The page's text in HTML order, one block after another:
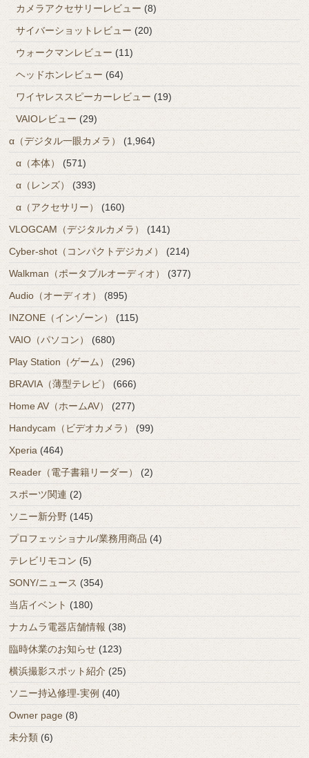
カメラアクセサリーレビュー (8)
サイバーショットレビュー (20)
ウォークマンレビュー (11)
ヘッドホンレビュー (64)
ワイヤレススピーカーレビュー (19)
VAIOレビュー (29)
α（デジタル一眼カメラ）
(1,964)
α（本体）
(571)
α（レンズ）
(393)
α（アクセサリー）
(160)
VLOGCAM（デジタルカメラ）
(141)
Cyber-shot（コンパクトデジカメ）
(214)
Walkman（ポータブルオーディオ）
(377)
Audio（オーディオ）
(895)
INZONE（インゾーン）
(115)
VAIO（パソコン）
(680)
Play Station（ゲーム）
(296)
BRAVIA（薄型テレビ）
(666)
Home AV（ホームAV）
(277)
Handycam（ビデオカメラ）
(99)
Xperia (464)
Reader（電子書籍リーダー）
(2)
スポーツ関連 (2)
ソニー新分野 (145)
プロフェッショナル/業務用商品 (4)
テレビリモコン (5)
SONY/ニュース (354)
当店イベント (180)
ナカムラ電器店舗情報 (38)
臨時休業のお知らせ (123)
横浜撮影スポット紹介 (25)
ソニー持込修理-実例 (40)
Owner page (8)
未分類 (6)